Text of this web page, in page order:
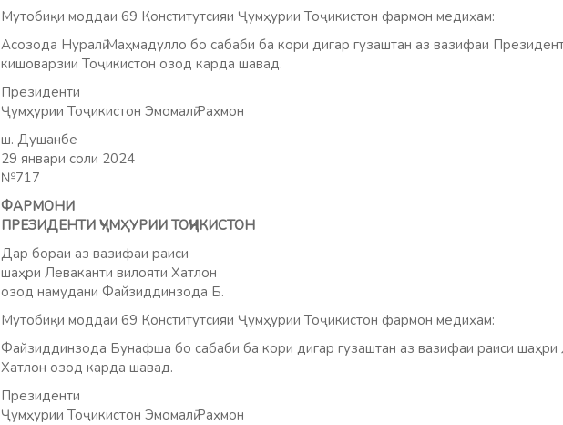
Мутобиқи моддаи 69 Конститутсияи Ҷумҳурии Тоҷикистон фармон медиҳам:
Асозода Нуралӣ Маҳмадулло бо сабаби ба кори дигар гузаштан аз вазифаи
кишоварзии Тоҷикистон озод карда шавад.
Президенти
Ҷумҳурии Тоҷикистон Эмомалӣ Раҳмон
ш. Душанбе
29 январи соли 2024
№717
ФАРМОНИ
ПРЕЗИДЕНТИ ҶУМҲУРИИ ТОҶИКИСТОН
Дар бораи аз вазифаи раиси
шаҳри Леваканти вилояти Хатлон
озод намудани Файзиддинзода Б.
Мутобиқи моддаи 69 Конститутсияи Ҷумҳурии Тоҷикистон фармон медиҳам:
Файзиддинзода Бунафша бо сабаби ба кори дигар гузаштан аз вазифаи раиси шаҳри
Хатлон озод карда шавад.
Президенти
Ҷумҳурии Тоҷикистон Эмомалӣ Раҳмон